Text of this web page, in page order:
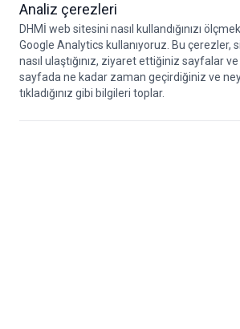
Analiz çerezleri
DHMİ web sitesini nasıl kullandığınızı
Google Analytics kullanıyoruz. Bu çerezler,
nasıl ulaştığınız, ziyaret ettiğiniz sayfalar
sayfada ne kadar zaman geçirdiğiniz ve
tıkladığınız gibi bilgileri toplar.
Hava Seyrüsefer